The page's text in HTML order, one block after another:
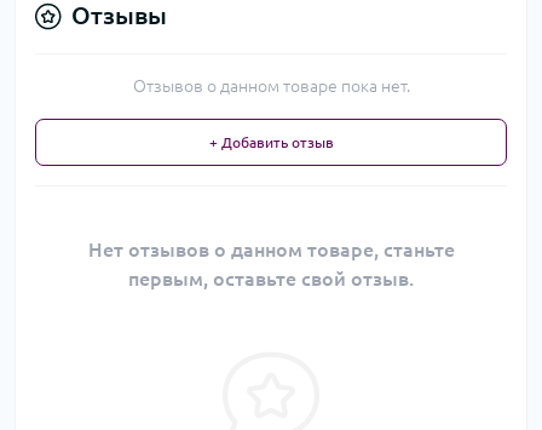
Отзывы
Отзывов о данном товаре пока нет.
+ Добавить отзыв
Нет отзывов о данном товаре, станьте
первым, оставьте свой отзыв.